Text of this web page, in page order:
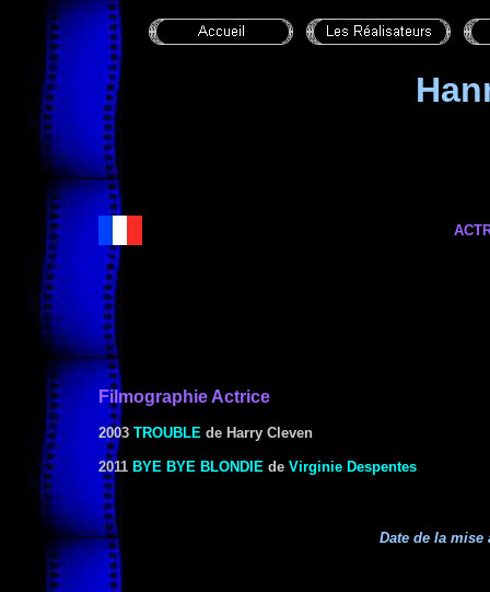
Filmographie Actrice
2003 TROUBLE de Harry Cleven
2011 BYE BYE BLONDIE de Virginie Despentes
Date de la